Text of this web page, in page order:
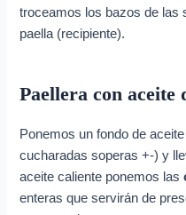
troceamos los bazos de las
paella (recipiente).
Paellera con
Ponemos un fondo de
cucharadas soperas +-) y
aceite caliente ponemos las
enteras que servirán de